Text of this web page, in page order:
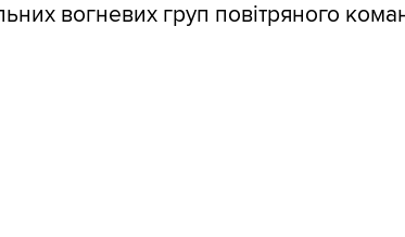
вогневих груп повітряного